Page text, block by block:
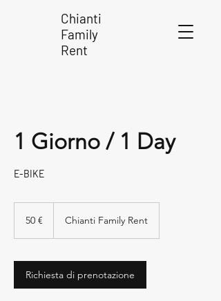
Chianti
Family
Rent
1 Giorno / 1 Day
E-BIKE
50 € Chianti Family Rent
Richiesta di prenotazione